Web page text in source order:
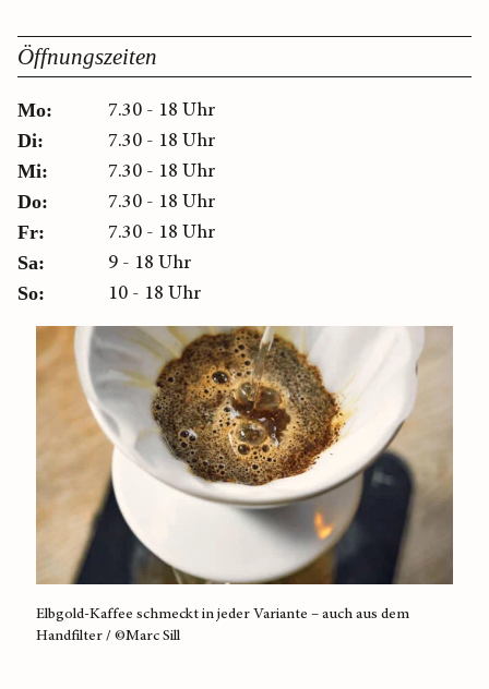
Öffnungszeiten
Mo: 7.30 - 18 Uhr
Di: 7.30 - 18 Uhr
Mi: 7.30 - 18 Uhr
Do: 7.30 - 18 Uhr
Fr: 7.30 - 18 Uhr
Sa: 9 - 18 Uhr
So: 10 - 18 Uhr
Elbgold-Kaffee schmeckt in jeder Variante – auch aus dem
Handfilter / ©Marc Sill